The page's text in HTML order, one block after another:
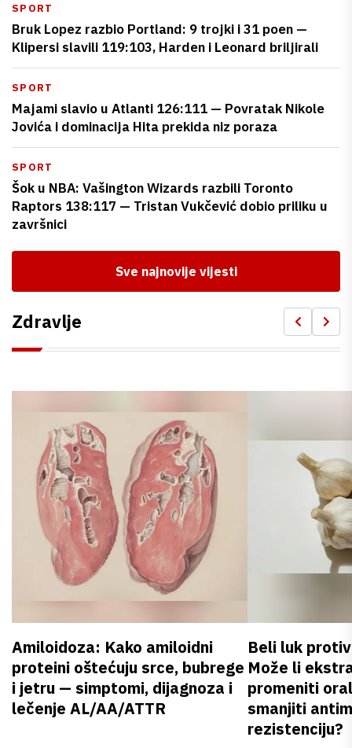
SPORT
Bruk Lopez razbio Portland: 9 trojki i 31 poen —
Klipersi slavili 119:103, Harden i Leonard briljirali
SPORT
Majami slavio u Atlanti 126:111 — Povratak Nikole
Jovića i dominacija Hita prekida niz poraza
SPORT
Šok u NBA: Vašington Wizards razbili Toronto
Raptors 138:117 — Tristan Vukčević dobio priliku u
završnici
Sve najnovije vijesti
Zdravlje
Amiloidoza: Kako amiloidni
proteini oštećuju srce, bubrege
i jetru — simptomi, dijagnoza i
lečenje AL/AA/ATTR
Beli luk
Može li
promeniti
smanjiti
rezistenciju?